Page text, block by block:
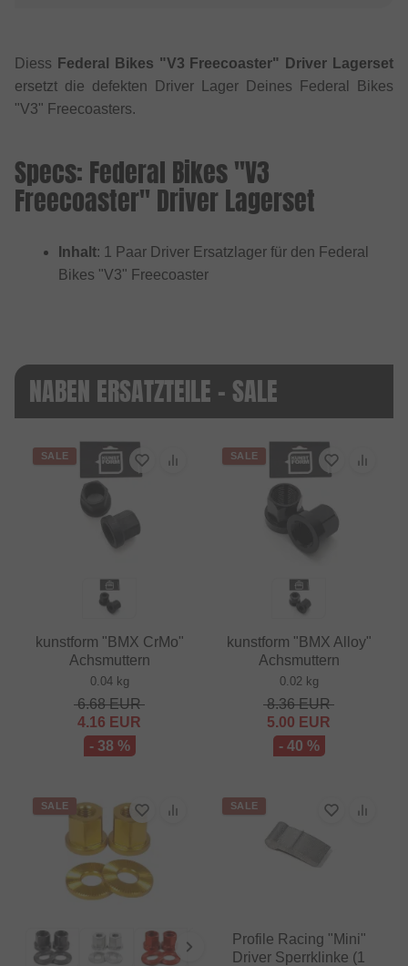
Diess Federal Bikes "V3 Freecoaster" Driver Lagerset
ersetzt die defekten Driver Lager Deines Federal Bikes
"V3" Freecoasters.
Specs: Federal Bikes "V3
Freecoaster" Driver Lagerset
Inhalt: 1 Paar Driver Ersatzlager für den Federal
Bikes "V3" Freecoaster
NABEN ERSATZTEILE - SALE
SALE
kunstform "BMX CrMo"
Achsmuttern
0.04 kg
6.68EUR
4.16 EUR
- 38 %
SALE
kunstform "BMX Alloy"
Achsmuttern
0.02 kg
8.36EUR
5.00 EUR
- 40 %
SALE SALE
Profile Racing "Mini"
Driver Sperrklinke (1